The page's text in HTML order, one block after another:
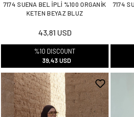
7174 SUENA BEL İPLİ %100 ORGANİK
KETEN BEYAZ BLUZ
43,81 USD
%10 DISCOUNT
39,43 USD
7174